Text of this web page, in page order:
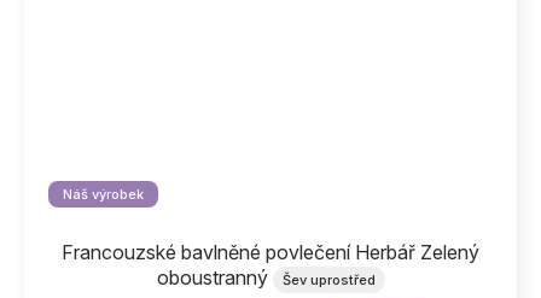
Náš výrobek
Francouzské bavlněné povlečení Herbář Zelený
oboustranný
Šev uprostřed